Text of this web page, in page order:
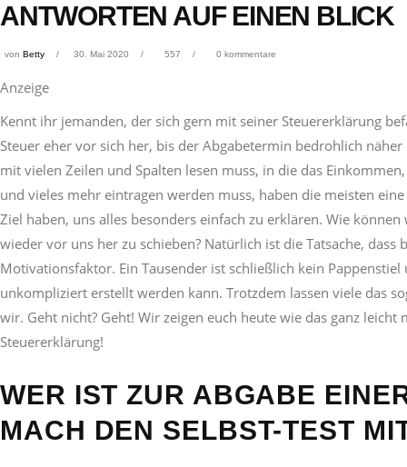
ANTWORTEN AUF EINEN BLICK
von Betty 30. Mai 2020 557 0 kommentare
Anzeige
Kennt ihr jemanden, der sich gern mit seiner Steuererklärung
Steuer eher vor sich her, bis der Abgabetermin bedrohlich
mit vielen Zeilen und Spalten lesen muss, in die das
und vieles mehr eintragen werden muss, haben die meisten
Ziel haben, uns alles besonders einfach zu erklären. Wie
wieder vor uns her zu schieben? Natürlich ist die Tatsache,
Motivationsfaktor. Ein Tausender ist schließlich kein
unkompliziert erstellt werden kann. Trotzdem lassen viele das
wir. Geht nicht? Geht! Wir zeigen euch heute wie das ganz leicht
Steuererklärung!
WER IST ZUR ABGABE
MACH DEN SELBST-TEST